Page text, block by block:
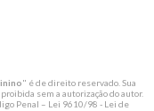
" é de direito reservado. Sua
sem a autorização do autor.
Penal – Lei 9610/98 - Lei de